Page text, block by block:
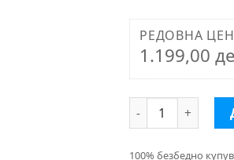
РЕДОВНА
1.199,00
Disney плиш сорт
100% безбедно